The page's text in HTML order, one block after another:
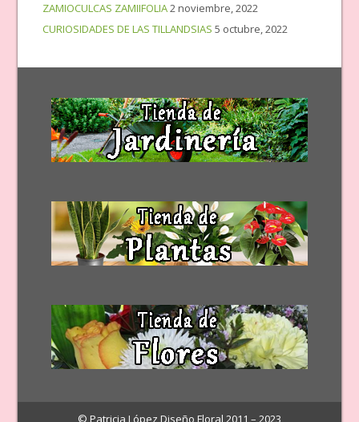
ZAMIOCULCAS ZAMIIFOLIA2 noviembre, 2022
CURIOSIDADES DE LAS TILLANDSIAS 5 octubre, 2022